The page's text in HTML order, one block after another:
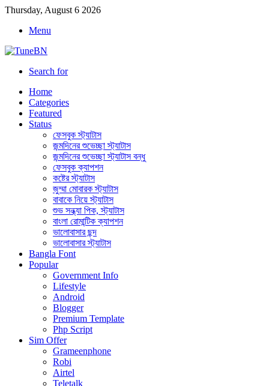
Thursday, August 6 2026
Menu
Search for
Home
Categories
Featured
Status
ফেসবুক স্ট্যাটাস
জন্মদিনের শুভেচ্ছা স্ট্যাটাস
জন্মদিনের শুভেচ্ছা স্ট্যাটাস বন্ধু
ফেসবুক ক্যাপশন
কষ্টের স্ট্যাটাস
জুম্মা মোবারক স্ট্যাটাস
বাবাকে নিয়ে স্ট্যাটাস
শুভ সন্ধ্যা পিক, স্ট্যাটাস
বাংলা রোমান্টিক ক্যাপশন
ভালোবাসার ছন্দ
ভালোবাসার স্ট্যাটাস
Bangla Font
Popular
Government Info
Lifestyle
Android
Blogger
Premium Template
Php Script
Sim Offer
Grameenphone
Robi
Airtel
Teletalk